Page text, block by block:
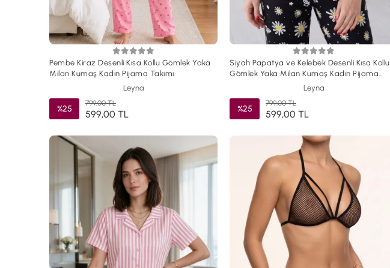
Pembe Kiraz Desenli Kısa Kollu Gömlek Yaka
Milan Kumaş Kadın Pijama Takımı
Leyna
%25
799,00 TL
599,00 TL
Siyah Papatya ve Kelebek Desenli Kısa Kollu
Gömlek Yaka Milan Kumaş Kadın Pijama
Leyna
%25
799,00 TL
599,00 TL